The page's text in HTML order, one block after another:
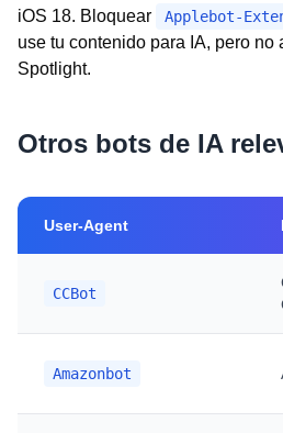
iOS 18. Bloquear
Applebot-
use tu contenido para IA, pero no
Spotlight.
Otros bots de IA
User-Agent
CCBot
Amazonbot